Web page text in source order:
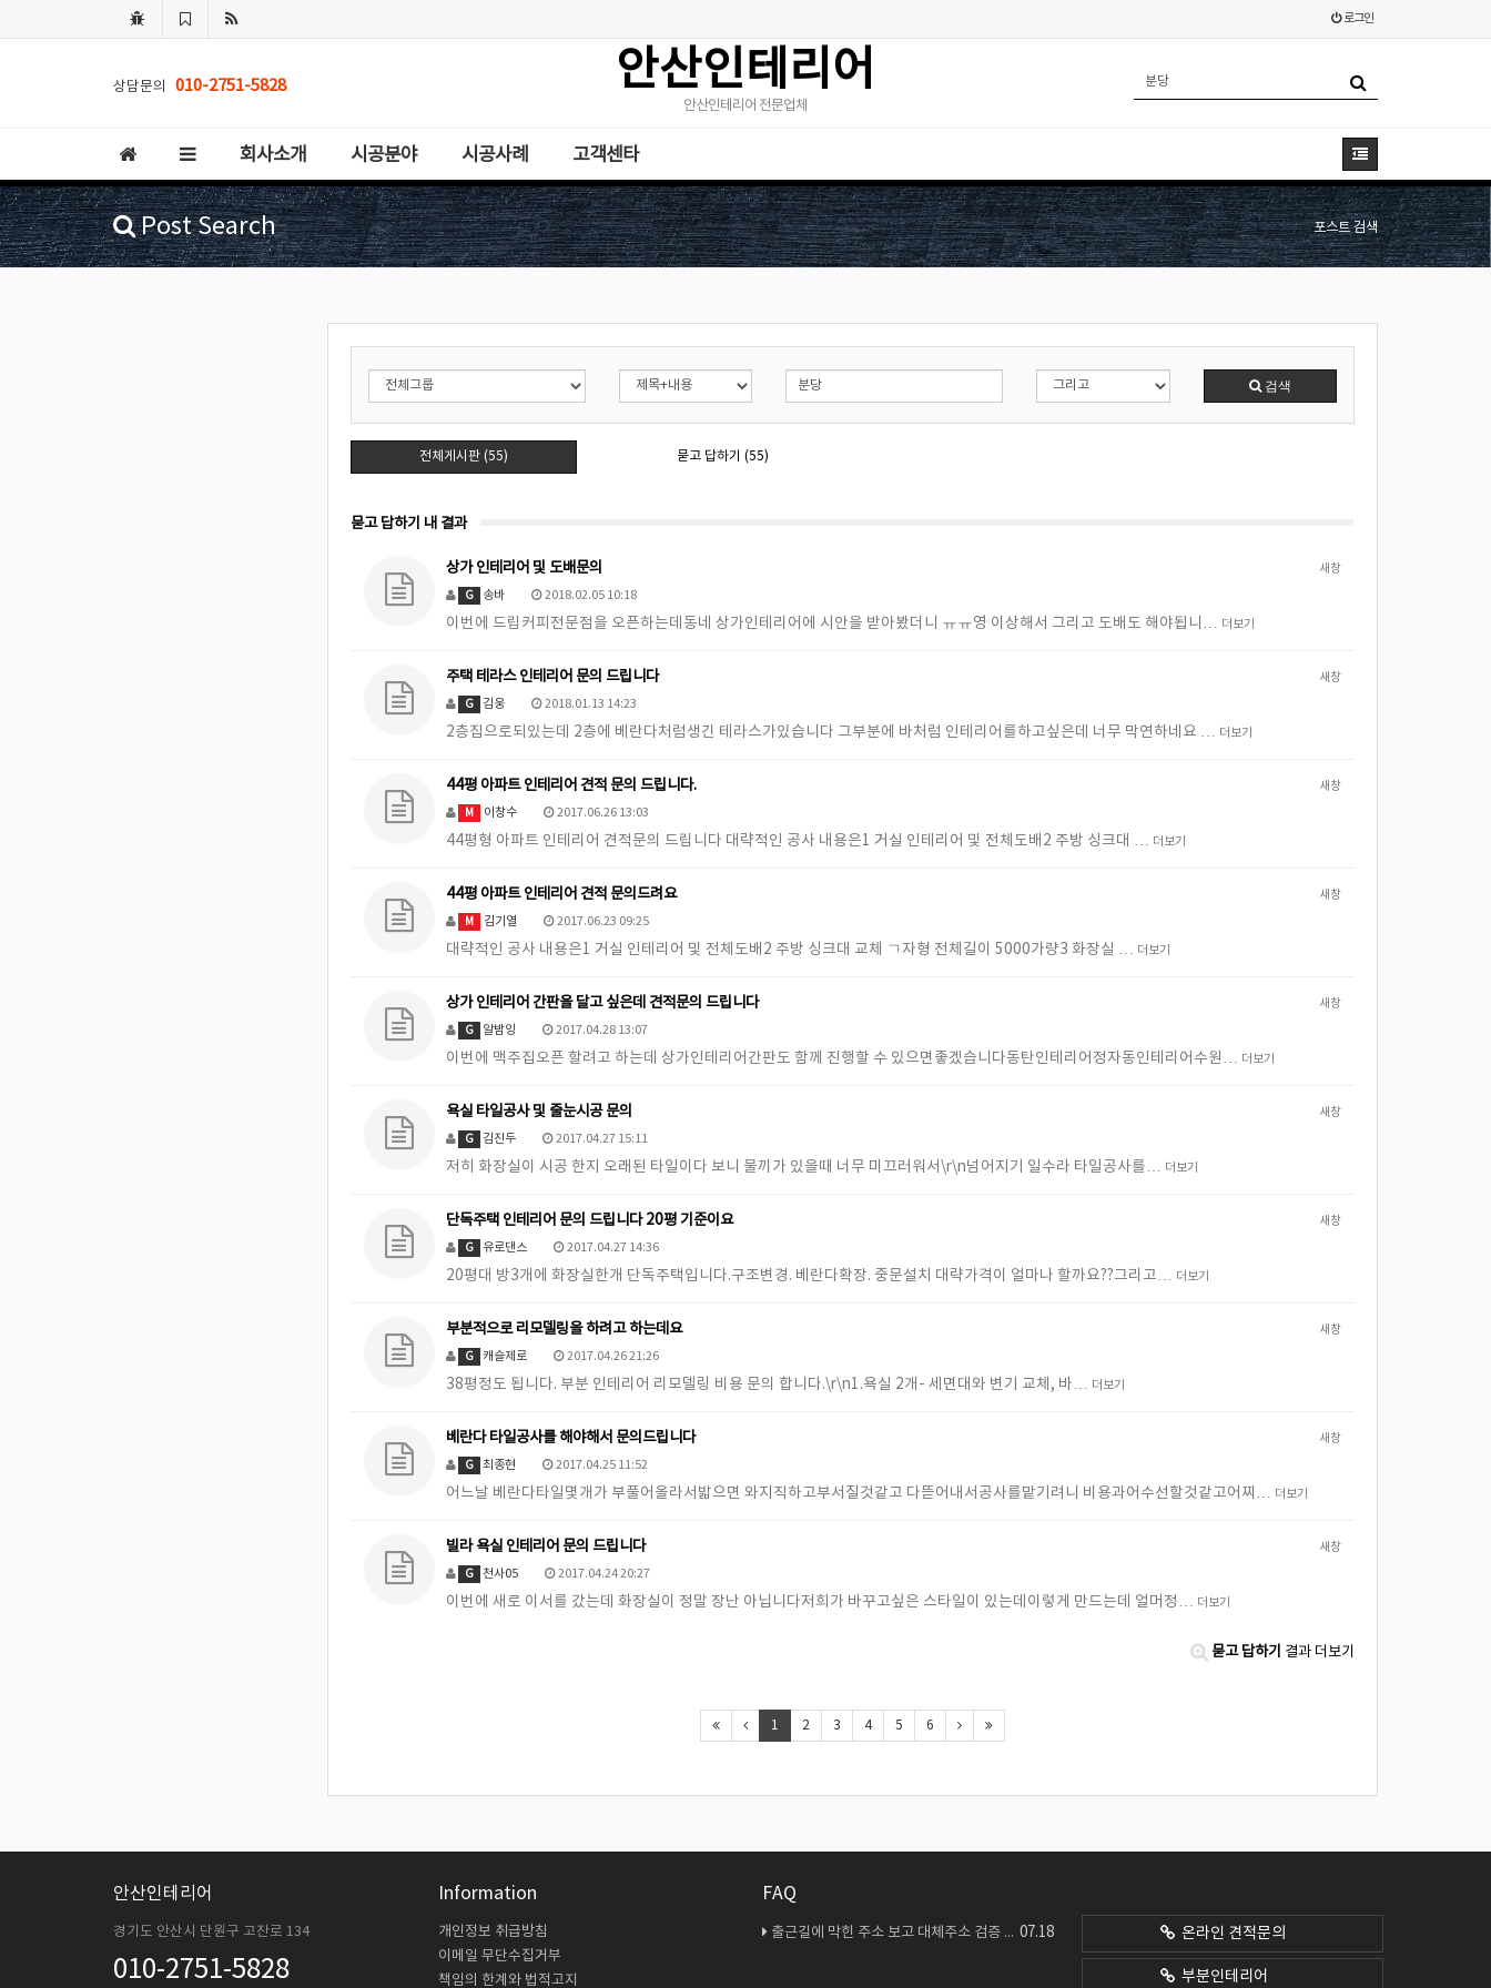
로그인
상담문의 010-2751-5828 안산인테리어
안산인테리어 전문업체
회사소개 시공분야 시공사례 고객센타
Post Search 포스트 검색
검색
전체게시판 (55) 묻고 답하기 (55)
묻고 답하기 내 결과
새창
상가 인테리어 및 도배문의
G 송바 2018.02.05 10:18
이번에 드립커피전문점을 오픈하는데동네 상가인테리어에 시안을 받아봤더니 ㅠㅠ영 이상해서 그리고 도배도 해야됩니… 더보기
새창
주택 테라스 인테리어 문의 드립니다
G 김웅 2018.01.13 14:23
2층집으로되있는데 2층에 베란다처럼생긴 테라스가있습니다 그부분에 바처럼 인테리어를하고싶은데 너무 막연하네요 … 더보기
새창
44평 아파트 인테리어 견적 문의 드립니다.
M 이창수 2017.06.26 13:03
44평형 아파트 인테리어 견적문의 드립니다 대략적인 공사 내용은1 거실 인테리어 및 전체도배2 주방 싱크대 … 더보기
새창
44평 아파트 인테리어 견적 문의드려요
M 김기열 2017.06.23 09:25
대략적인 공사 내용은1 거실 인테리어 및 전체도배2 주방 싱크대 교체 ㄱ자형 전체길이 5000가량3 화장실 … 더보기
새창
상가 인테리어 간판을 달고 싶은데 견적문의 드립니다
G 알밤잉 2017.04.28 13:07
이번에 맥주집오픈 할려고 하는데 상가인테리어간판도 함께 진행할 수 있으면좋겠습니다동탄인테리어정자동인테리어수원… 더보기
새창
욕실 타일공사 및 줄눈시공 문의
G 김진두 2017.04.27 15:11
저히 화장실이 시공 한지 오래된 타일이다 보니 물끼가 있을때 너무 미끄러워서\r\n넘어지기 일수라 타일공사를… 더보기
새창
단독주택 인테리어 문의 드립니다 20평 기준이요
G 유로댄스 2017.04.27 14:36
20평대 방3개에 화장실한개 단독주택입니다.구조변경. 베란다확장. 중문설치 대략가격이 얼마나 할까요??그리고… 더보기
새창
부분적으로 리모델링을 하려고 하는데요
G 캐슬제로 2017.04.26 21:26
38평정도 됩니다. 부분 인테리어 리모델링 비용 문의 합니다.\r\n1.욕실 2개- 세면대와 변기 교체, 바… 더보기
새창
베란다 타일공사를 해야해서 문의드립니다
G 최종현 2017.04.25 11:52
어느날 베란다타일몇개가 부풀어올라서밟으면 와지직하고부서질것같고 다뜯어내서공사를맡기려니 비용과어수선할것같고어찌… 더보기
새창
빌라 욕실 인테리어 문의 드립니다
G 천사05 2017.04.24 20:27
이번에 새로 이서를 갔는데 화장실이 정말 장난 아닙니다저희가 바꾸고싶은 스타일이 있는데이렇게 만드는데 얼머정… 더보기
묻고 답하기 결과 더보기
1 2 3 4 5 6
안산인테리어
경기도 안산시 단원구 고잔로 134
010-2751-5828
Information
개인정보 취급방침
이메일 무단수집거부
책임의 한계와 법적고지
FAQ
07.18
출근길에 막힌 주소 보고 대체주소 검증 다시 해봤네요 온라인 견적문의
부분인테리어